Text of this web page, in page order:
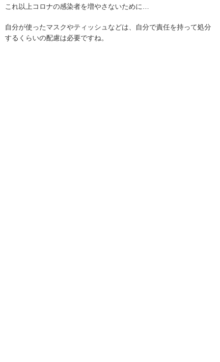
これ以上コロナの感染者を増やさないために…
自分が使ったマスクやティッシュなどは、自分で責任を持って処分
するくらいの配慮は必要ですね。